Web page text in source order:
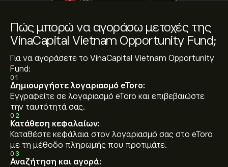
Πώς μπορώ να αγοράσω μετοχές της
VinaCapital Vietnam Opportunity Fund;
Για να αγοράσετε το VinaCapital Vietnam Opportunity
Fund:
01
Δημιουργήστε λογαριασμό eToro:
Εγγραφείτε σε λογαριασμό eToro και επιβεβαιώστε
την ταυτότητά σας.
02
Κατάθεση κεφαλαίων:
Καταθέστε κεφάλαια στον λογαριασμό σας στο eToro
με τη μέθοδο πληρωμής που προτιμάτε.
03
Αναζήτηση και αγορά: